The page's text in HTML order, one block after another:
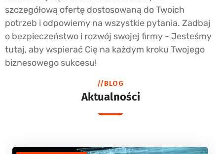
szczegółową ofertę dostosowaną do Twoich
potrzeb i odpowiemy na wszystkie pytania. Zadbaj
o bezpieczeństwo i rozwój swojej firmy - Jesteśmy
tutaj, aby wspierać Cię na każdym kroku Twojego
biznesowego sukcesu!
//BLOG
Aktualności